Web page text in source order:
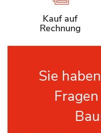
Kauf auf
Rechnung
Sie